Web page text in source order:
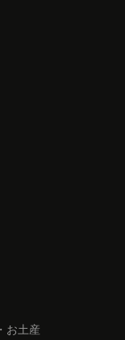
お土産